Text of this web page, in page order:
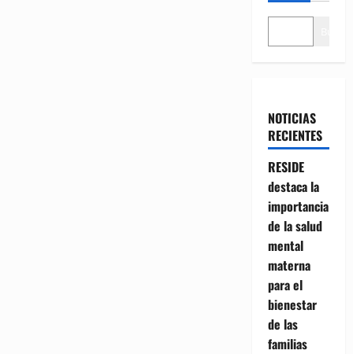
NOTICIAS
RECIENTES
RESIDE
destaca la
importancia
de la salud
mental
materna
para el
bienestar
de las
familias